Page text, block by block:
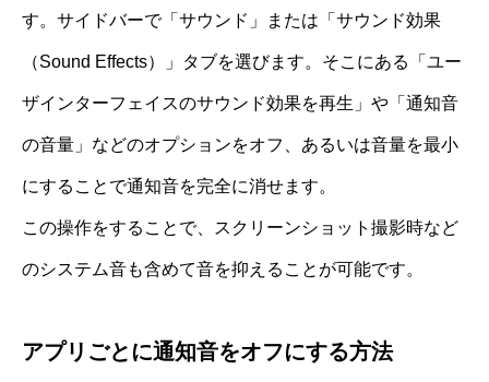
す。サイドバーで「サウンド」または「サウンド効果
（Sound Effects）」タブを選びます。そこにある「ユー
ザインターフェイスのサウンド効果を再生」や「通知音
の音量」などのオプションをオフ、あるいは音量を最小
にすることで通知音を完全に消せます。
この操作をすることで、スクリーンショット撮影時など
のシステム音も含めて音を抑えることが可能です。
アプリごとに通知音をオフにする方法